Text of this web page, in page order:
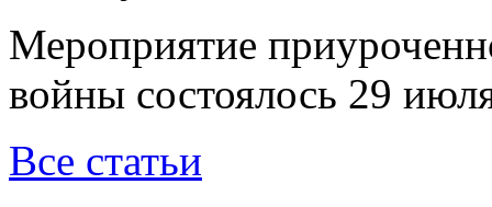
Мероприятие
войны состоялось 29
Все статьи